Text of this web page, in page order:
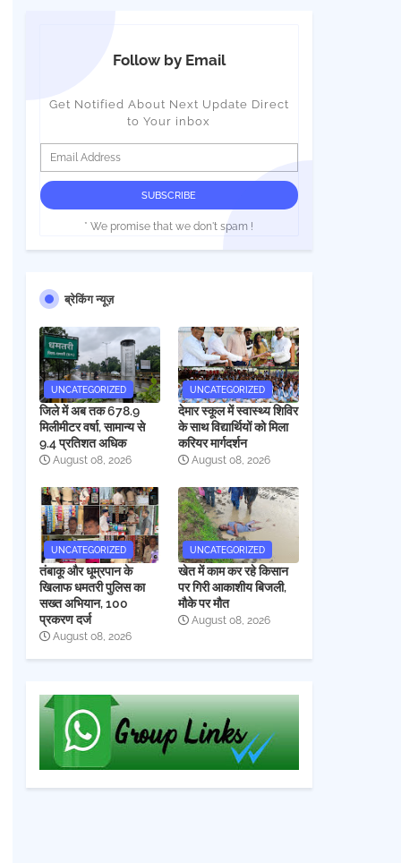
Follow by Email
Get Notified About Next Update Direct
to Your inbox
* We promise that we don't spam !
ब्रेकिंग न्यूज़
UNCATEGORIZED
जिले में अब तक 678.9
मिलीमीटर वर्षा, सामान्य से
9.4 प्रतिशत अधिक
August 08, 2026
UNCATEGORIZED
देमार स्कूल में स्वास्थ्य शिविर
के साथ विद्यार्थियों को मिला
करियर मार्गदर्शन
August 08, 2026
UNCATEGORIZED
तंबाकू और धूम्रपान के
खिलाफ धमतरी पुलिस का
सख्त अभियान, 100
प्रकरण दर्ज
August 08, 2026
UNCATEGORIZED
खेत में काम कर रहे किसान
पर गिरी आकाशीय बिजली,
मौके पर मौत
August 08, 2026